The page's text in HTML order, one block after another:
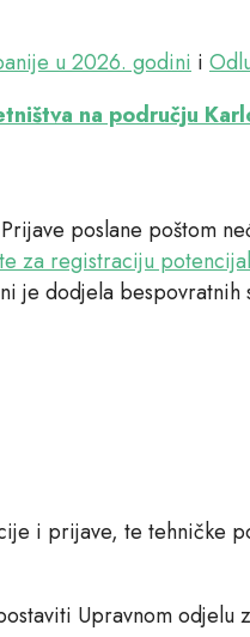
u 2026. godini i
na području
poslane poštom
za registraciju
dodjela
i prijave, te tehničke
Upravnom